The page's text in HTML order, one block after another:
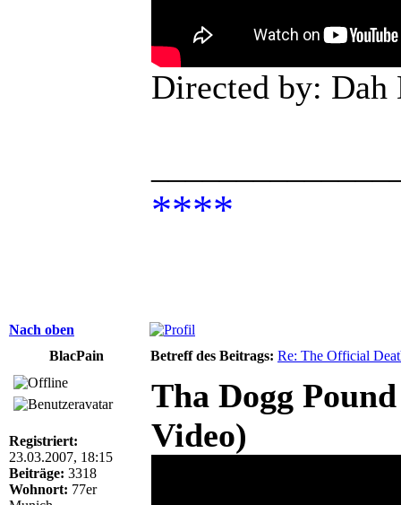
Directed by: Dah
****
Nach oben
BlacPain
Betreff des Beitrags: Re: The Official
Registriert:
23.03.2007, 18:15
Beiträge: 3318
Wohnort: 77er
Tha Dogg
Video)